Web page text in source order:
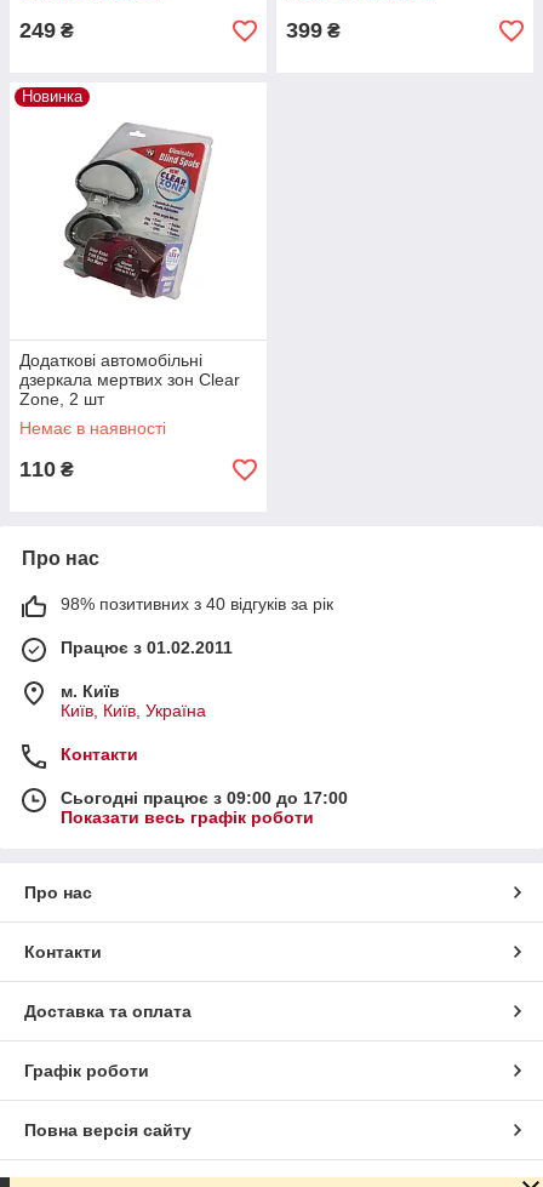
249 ₴ 399 ₴
Новинка
Додаткові автомобільні
дзеркала мертвих зон Clear
Zone, 2 шт
Немає в наявності
110 ₴
Про нас
98% позитивних з 40 відгуків за рік
Працює з 01.02.2011
м. Київ
Київ, Київ, Україна
Контакти
Сьогодні працює з 09:00 до 17:00
Показати весь графік роботи
Про нас
Контакти
Доставка та оплата
Графік роботи
Повна версія сайту